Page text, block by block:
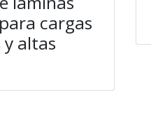
cargas
altas